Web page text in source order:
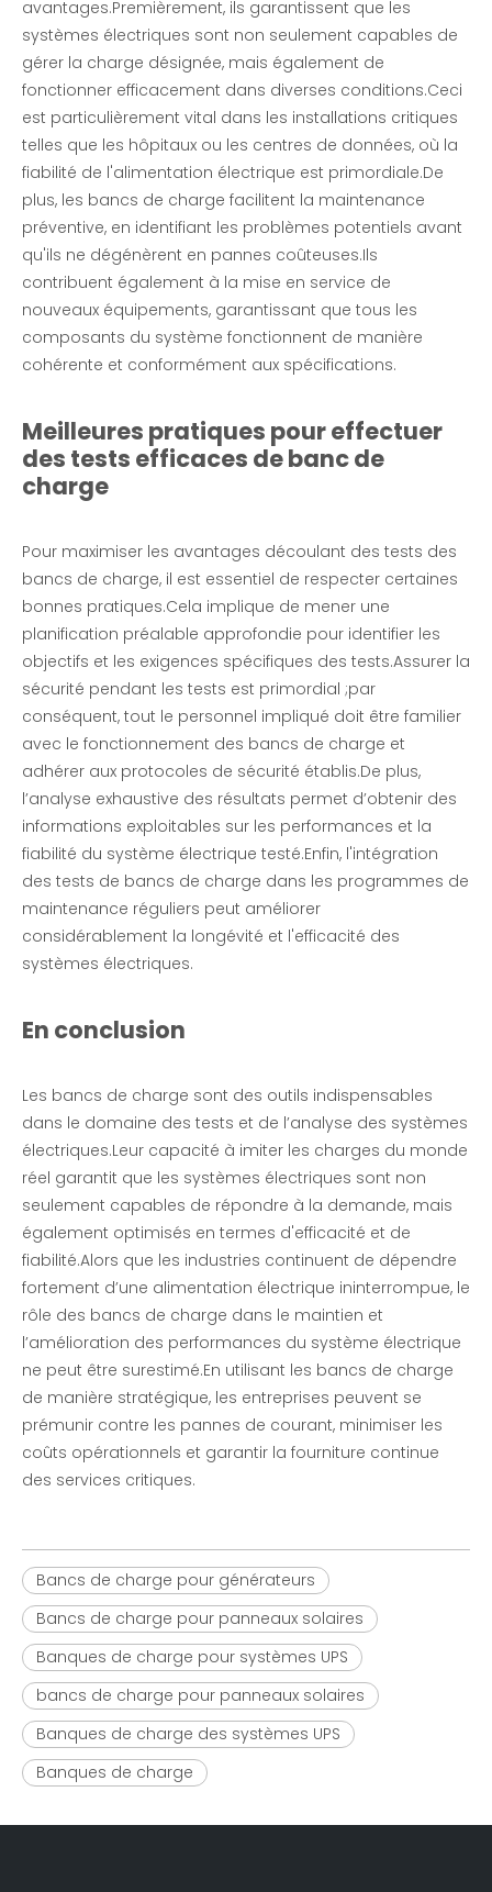
Banque de charge résistive conteneurisée
enquête
avantages.Premièrement, ils garantissent que les
systèmes électriques sont non seulement capables de
gérer la charge désignée, mais également de
fonctionner efficacement dans diverses conditions.Ceci
est particulièrement vital dans les installations critiques
telles que les hôpitaux ou les centres de données, où la
fiabilité de l'alimentation électrique est primordiale.De
plus, les bancs de charge facilitent la maintenance
préventive, en identifiant les problèmes potentiels avant
qu'ils ne dégénèrent en pannes coûteuses.Ils
contribuent également à la mise en service de
nouveaux équipements, garantissant que tous les
composants du système fonctionnent de manière
cohérente et conformément aux spécifications.
Meilleures pratiques pour effectuer
des tests efficaces de banc de
charge
Pour maximiser les avantages découlant des tests des
bancs de charge, il est essentiel de respecter certaines
bonnes pratiques.Cela implique de mener une
planification préalable approfondie pour identifier les
objectifs et les exigences spécifiques des tests.Assurer la
sécurité pendant les tests est primordial ;par
conséquent, tout le personnel impliqué doit être familier
avec le fonctionnement des bancs de charge et
adhérer aux protocoles de sécurité établis.De plus,
l’analyse exhaustive des résultats permet d’obtenir des
informations exploitables sur les performances et la
fiabilité du système électrique testé.Enfin, l'intégration
des tests de bancs de charge dans les programmes de
maintenance réguliers peut améliorer
considérablement la longévité et l'efficacité des
systèmes électriques.
En conclusion
Les bancs de charge sont des outils indispensables
dans le domaine des tests et de l’analyse des systèmes
électriques.Leur capacité à imiter les charges du monde
réel garantit que les systèmes électriques sont non
seulement capables de répondre à la demande, mais
également optimisés en termes d'efficacité et de
fiabilité.Alors que les industries continuent de dépendre
fortement d’une alimentation électrique ininterrompue, le
rôle des bancs de charge dans le maintien et
l’amélioration des performances du système électrique
ne peut être surestimé.En utilisant les bancs de charge
de manière stratégique, les entreprises peuvent se
prémunir contre les pannes de courant, minimiser les
coûts opérationnels et garantir la fourniture continue
des services critiques.
Bancs de charge pour générateurs
Bancs de charge pour panneaux solaires
Banques de charge pour systèmes UPS
bancs de charge pour panneaux solaires
Banques de charge des systèmes UPS
Banques de charge